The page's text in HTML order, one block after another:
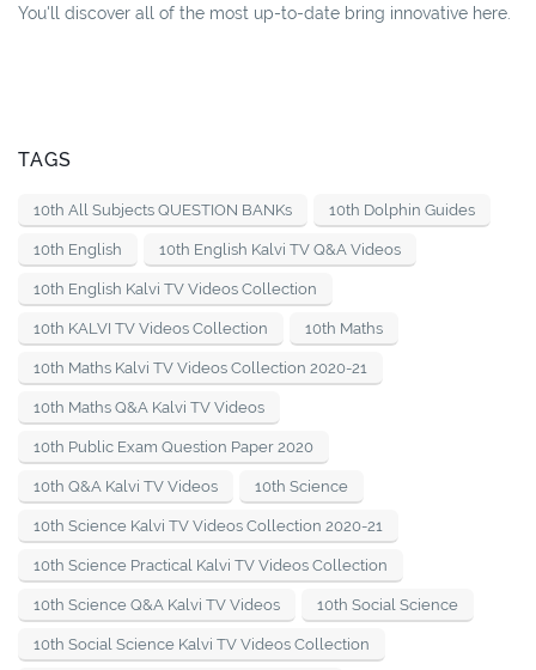
You'll discover all of the most up-to-date bring innovative here.
TAGS
10th All Subjects QUESTION BANKs 10th Dolphin Guides
10th English 10th English Kalvi TV Q&A Videos
10th English Kalvi TV Videos Collection
10th KALVI TV Videos Collection 10th Maths
10th Maths Kalvi TV Videos Collection 2020-21
10th Maths Q&A Kalvi TV Videos
10th Public Exam Question Paper 2020
10th Q&A Kalvi TV Videos 10th Science
10th Science Kalvi TV Videos Collection 2020-21
10th Science Practical Kalvi TV Videos Collection
10th Science Q&A Kalvi TV Videos 10th Social Science
10th Social Science Kalvi TV Videos Collection